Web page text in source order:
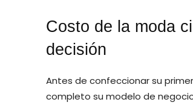
Costo de la moda
decisión
Antes de confeccionar su
completo su modelo de